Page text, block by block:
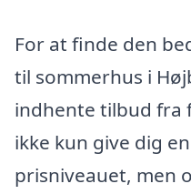
For at finde den
til sommerhus i
indhente tilbud fra
ikke kun give dig
prisniveauet, men